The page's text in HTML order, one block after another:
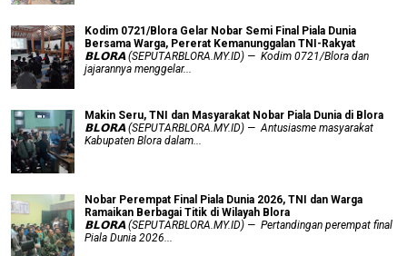
Kodim 0721/Blora Gelar Nobar Semi Final Piala Dunia
Bersama Warga, Pererat Kemanunggalan TNI-Rakyat
𝗕𝗟𝗢𝗥𝗔 (SEPUTARBLORA.MY.ID) — Kodim 0721/Blora dan
jajarannya menggelar...
Makin Seru, TNI dan Masyarakat Nobar Piala Dunia di Blora
𝗕𝗟𝗢𝗥𝗔 (SEPUTARBLORA.MY.ID) — Antusiasme masyarakat
Kabupaten Blora dalam...
Nobar Perempat Final Piala Dunia 2026, TNI dan Warga
Ramaikan Berbagai Titik di Wilayah Blora
𝗕𝗟𝗢𝗥𝗔 (SEPUTARBLORA.MY.ID) — Pertandingan perempat final
Piala Dunia 2026...